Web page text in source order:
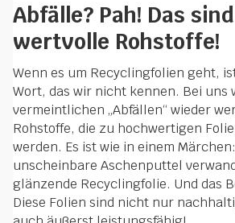
Abfälle? Pah! Das sind
wertvolle Rohstoffe!
Wenn es um Recyclingfolien geht,
Wort, das wir nicht kennen. Bei uns
vermeintlichen „Abfällen“ wieder
Rohstoffe, die zu hochwertigen
werden. Es ist wie in einem
unscheinbare Aschenputtel
glänzende Recyclingfolie. Und das
Diese Folien sind nicht nur